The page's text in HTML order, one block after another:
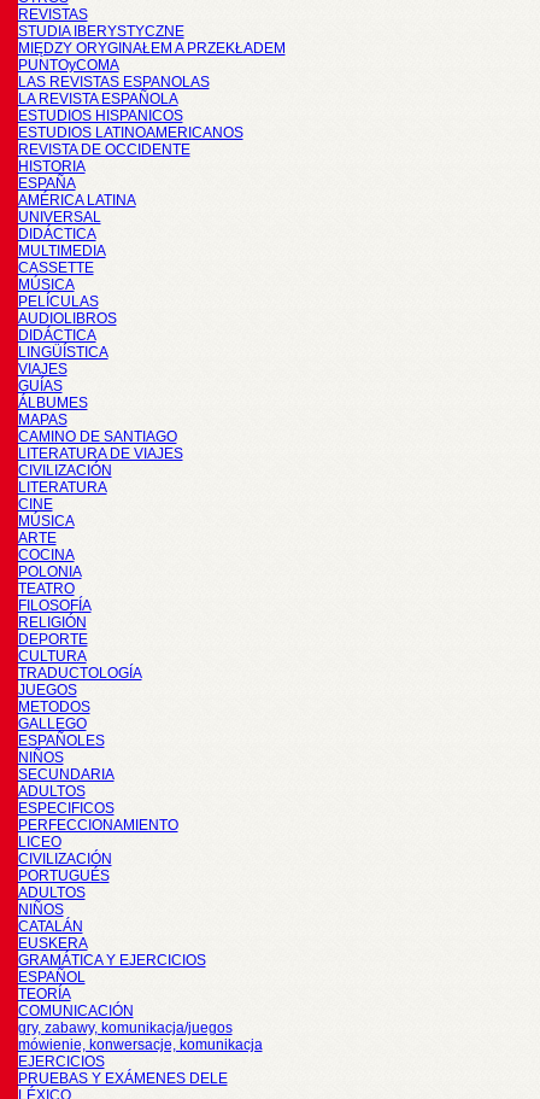
REVISTAS
STUDIA IBERYSTYCZNE
MIĘDZY ORYGINAŁEM A PRZEKŁADEM
PUNTOyCOMA
LAS REVISTAS ESPANOLAS
LA REVISTA ESPAÑOLA
ESTUDIOS HISPANICOS
ESTUDIOS LATINOAMERICANOS
REVISTA DE OCCIDENTE
HISTORIA
ESPAÑA
AMÉRICA LATINA
UNIVERSAL
DIDÁCTICA
MULTIMEDIA
CASSETTE
MÚSICA
PELÍCULAS
AUDIOLIBROS
DIDÁCTICA
LINGÜÍSTICA
VIAJES
GUÍAS
ÁLBUMES
MAPAS
CAMINO DE SANTIAGO
LITERATURA DE VIAJES
CIVILIZACIÓN
LITERATURA
CINE
MÚSICA
ARTE
COCINA
POLONIA
TEATRO
FILOSOFÍA
RELIGIÓN
DEPORTE
CULTURA
TRADUCTOLOGÍA
JUEGOS
METODOS
GALLEGO
ESPAÑOLES
NIÑOS
SECUNDARIA
ADULTOS
ESPECIFICOS
PERFECCIONAMIENTO
LICEO
CIVILIZACIÓN
PORTUGUÉS
ADULTOS
NIÑOS
CATALÁN
EUSKERA
GRAMÁTICA Y EJERCICIOS
ESPAÑOL
TEORÍA
COMUNICACIÓN
gry, zabawy, komunikacja/juegos
mówienie, konwersacje, komunikacja
EJERCICIOS
PRUEBAS Y EXÁMENES DELE
LÉXICO